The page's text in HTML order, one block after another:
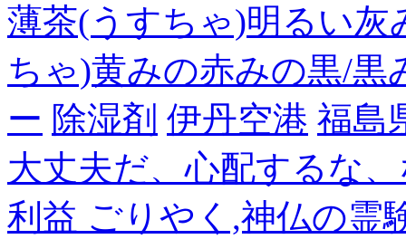
薄茶(うすちゃ)明るい灰
ちゃ)黄みの赤みの黒/黒
ー 除湿剤 伊丹空港 福島
大丈夫だ、心配するな
利益 ごりやく,神仏の霊